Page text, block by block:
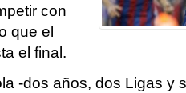
con
que el
el final.
-dos años, dos Ligas y